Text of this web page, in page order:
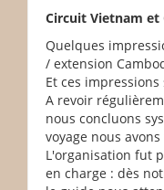
Circuit Vietnam et
Quelques
/ extension
Et ces
A revoir
nous concluons
voyage nous
L'organisation fut
en charge : dès